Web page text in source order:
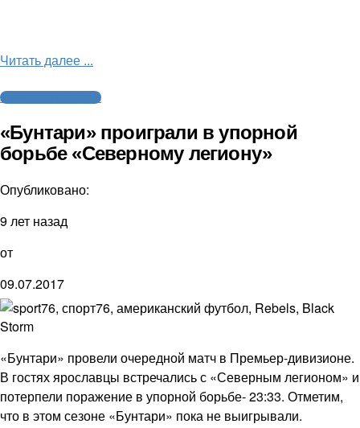
Читать далее ...
Американский футбол
«Бунтари» проиграли в упорной
борьбе «Северному легиону»
Опубликовано:
9 лет назад
от
09.07.2017
«Бунтари» провели очередной матч в Премьер-дивизионе.
В гостях ярославцы встречались с «Северным легионом» и
потерпели поражение в упорной борьбе- 23:33. Отметим,
что в этом сезоне «Бунтари» пока не выигрывали.